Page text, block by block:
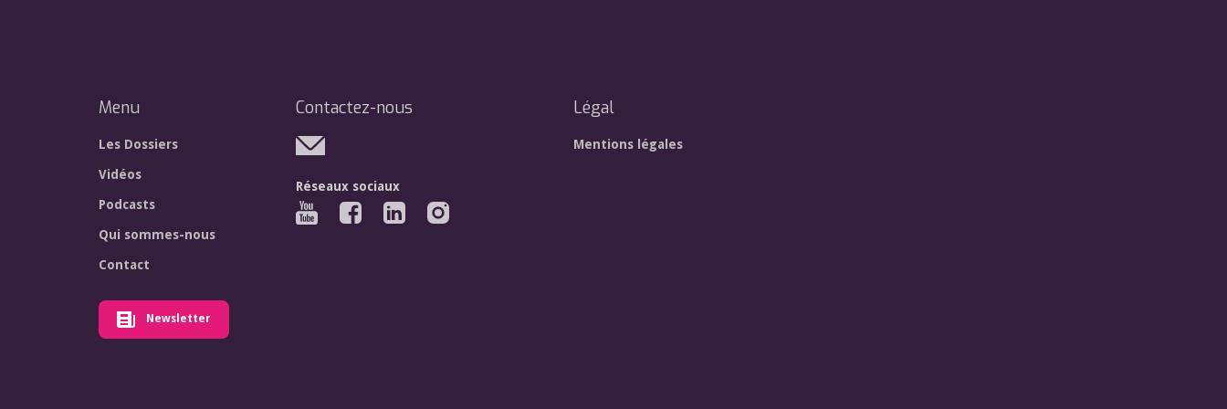
Menu
Les Dossiers
Vidéos
Podcasts
Qui sommes-nous
Contact
Newsletter
Contactez-nous
Réseaux sociaux
Légal
Mentions légales